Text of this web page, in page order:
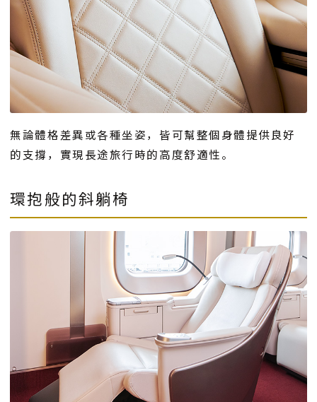
無論體格差異或各種坐姿，皆可幫整個身體提供良好
的支撐，實現長途旅行時的高度舒適性。
環抱般的斜躺椅